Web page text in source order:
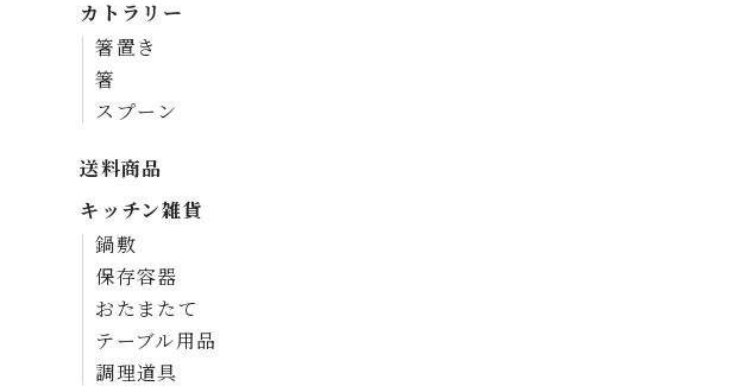
カトラリー
箸置き
箸
スプーン
送料商品
キッチン雑貨
鍋敷
保存容器
おたまたて
テーブル用品
調理道具